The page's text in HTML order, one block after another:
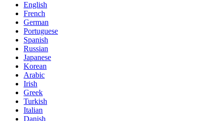
English
French
German
Portuguese
Spanish
Russian
Japanese
Korean
Arabic
Irish
Greek
Turkish
Italian
Danish